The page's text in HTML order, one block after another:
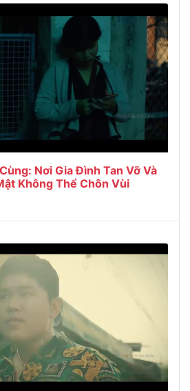
Nơi Gia Đình Tan Vỡ Và
Không Thể Chôn Vùi